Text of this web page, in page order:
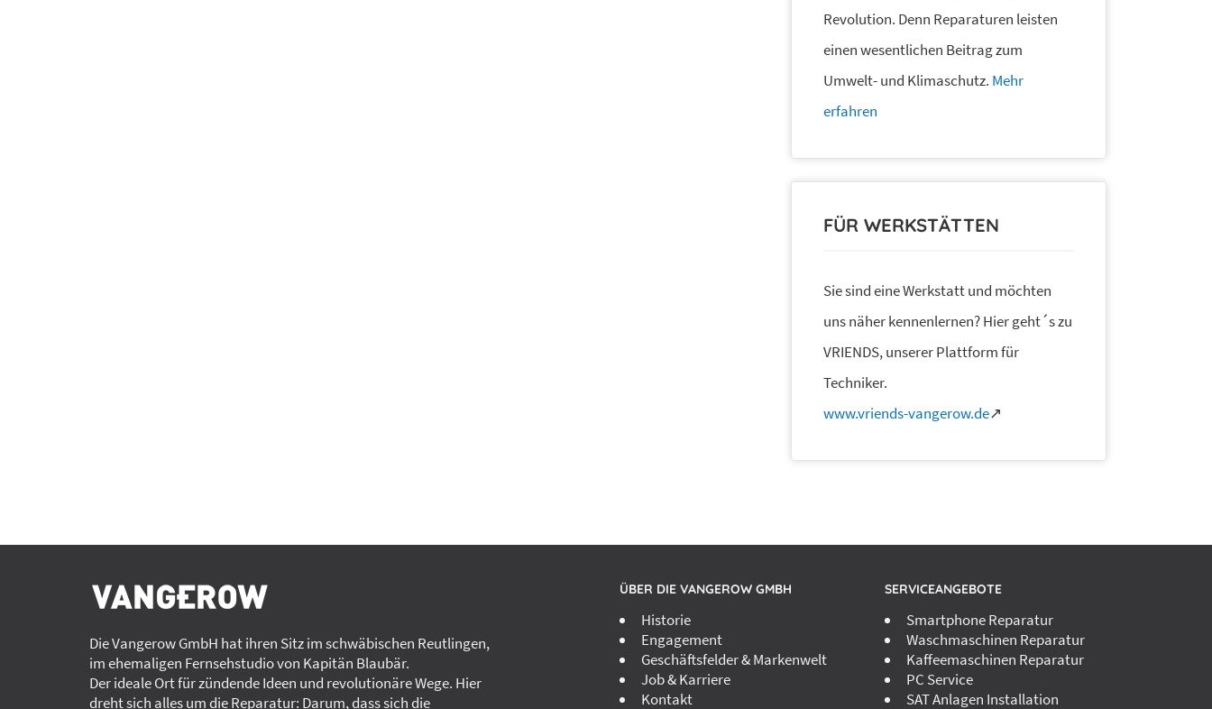
Revolution. Denn Reparaturen leisten
einen wesentlichen Beitrag zum
Umwelt- und Klimaschutz. Mehr
erfahren
FÜR WERKSTÄTTEN
Sie sind eine Werkstatt und möchten
uns näher kennenlernen? Hier geht´s zu
VRIENDS, unserer Plattform für
Techniker.
www.vriends-vangerow.de↗
Die Vangerow GmbH hat ihren Sitz im schwäbischen Reutlingen,
im ehemaligen Fernsehstudio von Kapitän Blaubär.
Der ideale Ort für zündende Ideen und revolutionäre Wege. Hier
dreht sich alles um die Reparatur: Darum, dass sich die
ÜBER DIE VANGEROW GMBH
Historie
Engagement
Geschäftsfelder & Markenwelt
Job & Karriere
Kontakt
SERVICEANGEBOTE
Smartphone Reparatur
Waschmaschinen Reparatur
Kaffeemaschinen Reparatur
PC Service
SAT Anlagen Installation